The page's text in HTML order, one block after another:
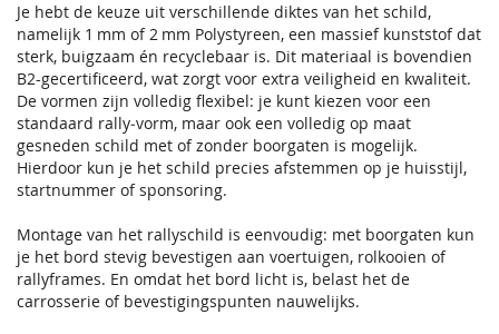
Je hebt de keuze uit verschillende diktes van het schild,
namelijk 1 mm of 2 mm Polystyreen, een massief kunststof dat
sterk, buigzaam én recyclebaar is. Dit materiaal is bovendien
B2-gecertificeerd, wat zorgt voor extra veiligheid en kwaliteit.
De vormen zijn volledig flexibel: je kunt kiezen voor een
standaard rally‑vorm, maar ook een volledig op maat
gesneden schild met of zonder boorgaten is mogelijk.
Hierdoor kun je het schild precies afstemmen op je huisstijl,
startnummer of sponsoring.
Montage van het rallyschild is eenvoudig: met boorgaten kun
je het bord stevig bevestigen aan voertuigen, rolkooien of
rallyframes. En omdat het bord licht is, belast het de
carrosserie of bevestigingspunten nauwelijks.